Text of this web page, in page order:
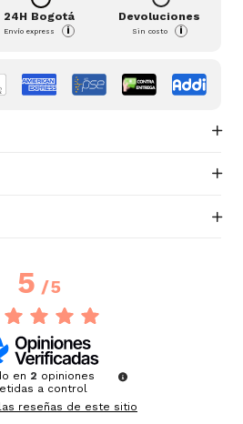
24H Bogotá
Envío express i
Devoluciones
Sin costo i
5/5
en 2 opiniones
a control
reseñas de este sitio